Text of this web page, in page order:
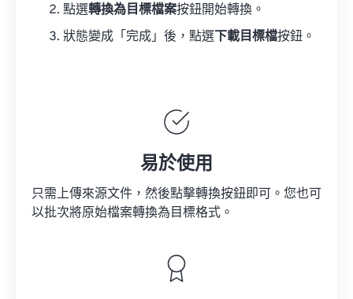
點選轉換為目標檔案按鈕開始轉換。
狀態變成「完成」後，點選 下載目標檔按鈕。
易於使用
只需上傳來源文件，然後點擊轉換按鈕即可。您也可
以批次將原始檔案轉換為目標格式。